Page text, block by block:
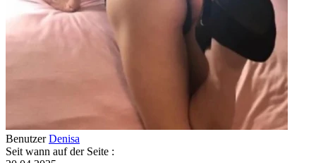
BenutzerDenisa
Seit wann auf der Seite :